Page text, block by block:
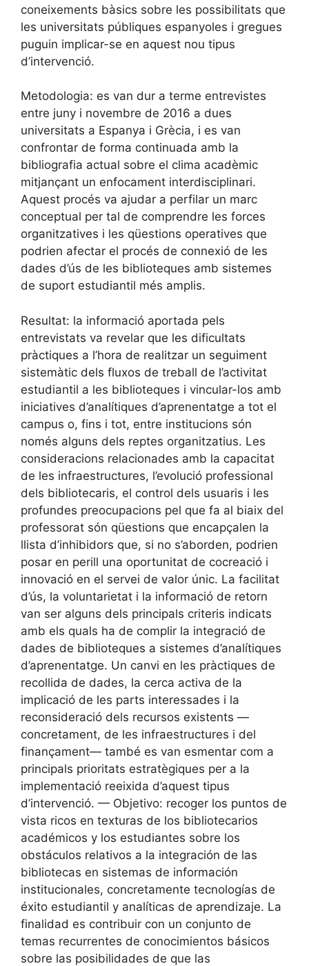
coneixements bàsics sobre les possibilitats que
les universitats públiques espanyoles i gregues
puguin implicar-se en aquest nou tipus
d’intervenció.
Metodologia: es van dur a terme entrevistes
entre juny i novembre de 2016 a dues
universitats a Espanya i Grècia, i es van
confrontar de forma continuada amb la
bibliografia actual sobre el clima acadèmic
mitjançant un enfocament interdisciplinari.
Aquest procés va ajudar a perfilar un marc
conceptual per tal de comprendre les forces
organitzatives i les qüestions operatives que
podrien afectar el procés de connexió de les
dades d’ús de les biblioteques amb sistemes
de suport estudiantil més amplis.
Resultat: la informació aportada pels
entrevistats va revelar que les dificultats
pràctiques a l’hora de realitzar un seguiment
sistemàtic dels fluxos de treball de l’activitat
estudiantil a les biblioteques i vincular-los amb
iniciatives d’analítiques d’aprenentatge a tot el
campus o, fins i tot, entre institucions són
només alguns dels reptes organitzatius. Les
consideracions relacionades amb la capacitat
de les infraestructures, l’evolució professional
dels bibliotecaris, el control dels usuaris i les
profundes preocupacions pel que fa al biaix del
professorat són qüestions que encapçalen la
llista d’inhibidors que, si no s’aborden, podrien
posar en perill una oportunitat de cocreació i
innovació en el servei de valor únic. La facilitat
d’ús, la voluntarietat i la informació de retorn
van ser alguns dels principals criteris indicats
amb els quals ha de complir la integració de
dades de biblioteques a sistemes d’analítiques
d’aprenentatge. Un canvi en les pràctiques de
recollida de dades, la cerca activa de la
implicació de les parts interessades i la
reconsideració dels recursos existents —
concretament, de les infraestructures i del
finançament— també es van esmentar com a
principals prioritats estratègiques per a la
implementació reeixida d’aquest tipus
d’intervenció. — Objetivo: recoger los puntos de
vista ricos en texturas de los bibliotecarios
académicos y los estudiantes sobre los
obstáculos relativos a la integración de las
bibliotecas en sistemas de información
institucionales, concretamente tecnologías de
éxito estudiantil y analíticas de aprendizaje. La
finalidad es contribuir con un conjunto de
temas recurrentes de conocimientos básicos
sobre las posibilidades de que las